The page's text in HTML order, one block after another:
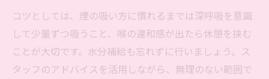
コツとしては、煙の吸い方に慣れるまでは深呼吸を意識
して少量ずつ吸うこと、喉の違和感が出たら休憩を挟む
ことが大切です。水分補給も忘れずに行いましょう。ス
タッフのアドバイスを活用しながら、無理のない範囲で